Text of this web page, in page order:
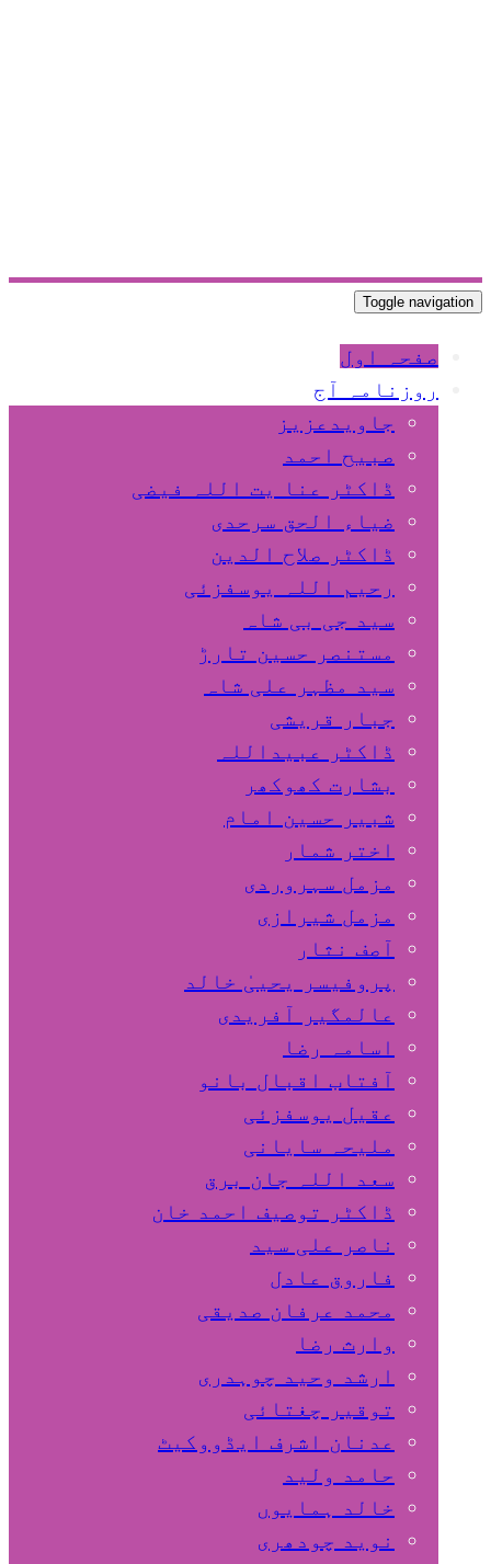
Toggle navigation
صفحہ اول
روزنامہ آج
جاویدعزیز
صبیح احمد
ڈاکٹر عنا یت اللہ فیضی
ضیاء الحق سرحدی
ڈاکٹر صلاح الدین
رحیم اللہ یوسفزئی
سید جی بی شاہ
مستنصر حسین تارڑ
سید مظہر علی شاہ
جبار قریشی
ڈاکٹر عبیداللہ
بشارت کھوکھر
شبیر حسین امام
اختر شمار
مزمل سہروردی
مزمل شیرازی
آصف نثار
پروفیسر یحییٰ خالد
عالمگیر آفریدی
اسامہ رضا
آفتاب اقبال بانو
عقیل یوسفزئی
ملیحہ سایانی
سعد اللہ جان برق
ڈاکٹر توصیف احمد خان
ناصر علی سید
فاروق عادل
محمد عرفان صدیقی
وارث رضا
ارشد وحید چوہدری
توقیر چغتائی
عدنان اشرف ایڈووکیٹ
حامد ولید
خالد ہمایوں
نوید چودھری